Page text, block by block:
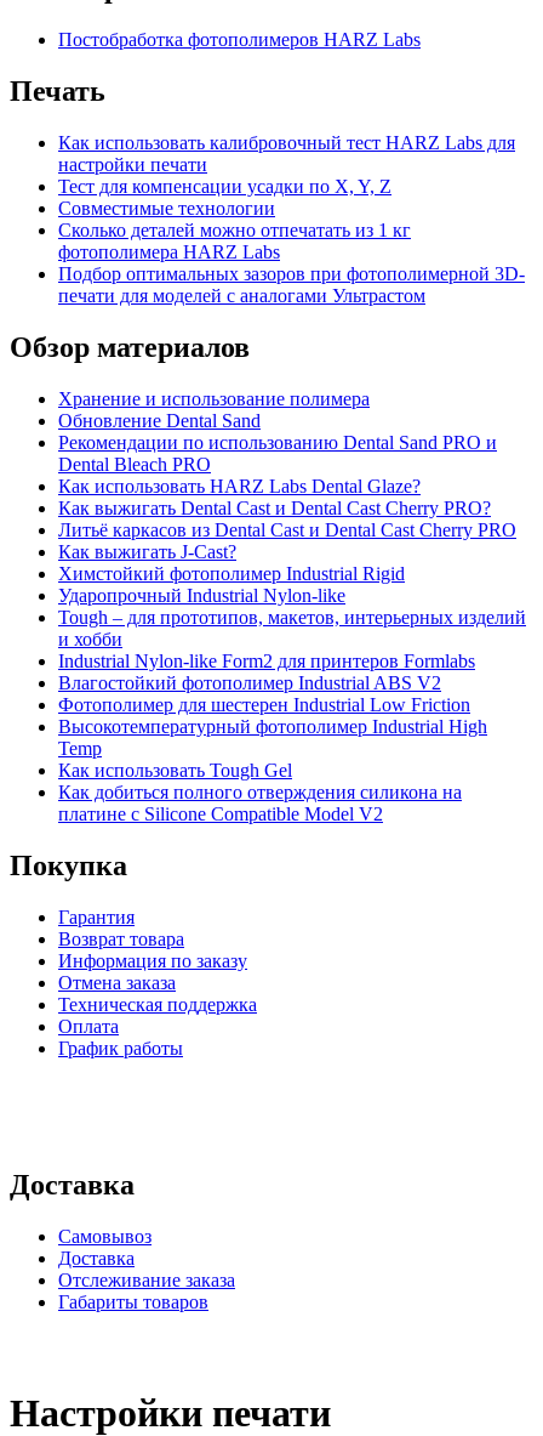
Постобработка фотополимеров HARZ Labs
Печать
Как использовать калибровочный тест HARZ Labs для
настройки печати
Тест для компенсации усадки по X, Y, Z
Совместимые технологии
Сколько деталей можно отпечатать из 1 кг
фотополимера HARZ Labs
Подбор оптимальных зазоров при фотополимерной 3D-
печати для моделей с аналогами Ультрастом
Обзор материалов
Хранение и использование полимера
Обновление Dental Sand
Рекомендации по использованию Dental Sand PRO и
Dental Bleach PRO
Как использовать HARZ Labs Dental Glaze?
Как выжигать Dental Cast и Dental Cast Cherry PRO?
Литьё каркасов из Dental Cast и Dental Cast Cherry PRO
Как выжигать J-Cast?
Химстойкий фотополимер Industrial Rigid
Ударопрочный Industrial Nylon-like
Tough – для прототипов, макетов, интерьерных изделий
и хобби
Industrial Nylon-like Form2 для принтеров Formlabs
Влагостойкий фотополимер Industrial ABS V2
Фотополимер для шестерен Industrial Low Friction
Высокотемпературный фотополимер Industrial High
Temp
Как использовать Tough Gel
Как добиться полного отверждения силикона на
платине с Silicone Compatible Model V2
Покупка
Гарантия
Возврат товара
Информация по заказу
Отмена заказа
Техническая поддержка
Оплата
График работы
Доставка
Самовывоз
Доставка
Отслеживание заказа
Габариты товаров
Настройки печати